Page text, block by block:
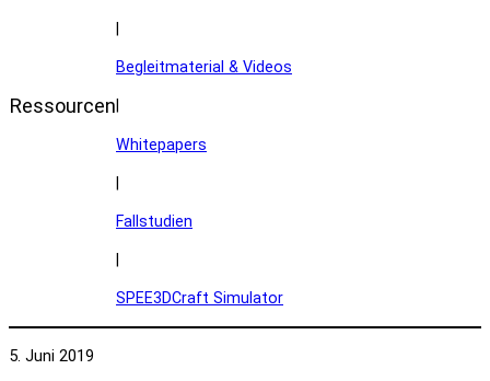
Ressourcen
Begleitmaterial & Videos
Whitepapers
Fallstudien
SPEE3DCraft Simulator
5. Juni 2019